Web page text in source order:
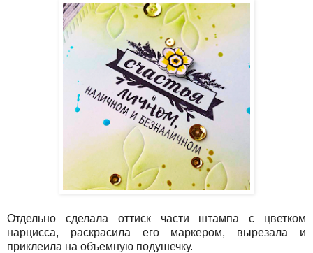
Отдельно сделала оттиск части штампа с цветком
нарцисса, раскрасила его маркером, вырезала и
приклеила на объемную подушечку.